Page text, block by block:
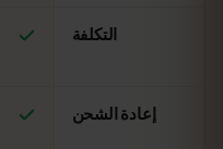
التكلفة
إعادة الشحن